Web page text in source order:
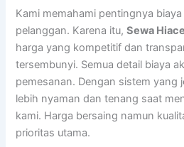
Kami memahami pentingnya
pelanggan. Karena itu,Sewa
harga yang kompetitif dan
tersembunyi. Semua detail biaya
pemesanan. Dengan sistem yang
lebih nyaman dan tenang saat
kami. Harga bersaing namun
prioritas utama.